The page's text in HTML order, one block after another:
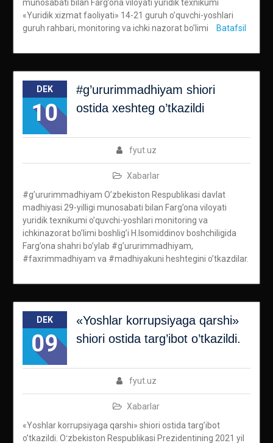
munosabati bilan Farg’ona viloyati yuridik texnikumi
«Yuridik xizmat faoliyati» 14-21 guruh o’quvchi-yoshlari
guruh rahbari, monitoring va ichki nazorat bo’limi
Batafsil
DEK
10
#g’ururimmadhiyam shiori
ostida xeshteg o’tkazildi
fyut.uz
Xabarlar
#g’ururimmadhiyam O’zbekiston Respublikasi davlat
madhiyasi 29-yilligi munosabati bilan Farg’ona viloyati
yuridik texnikumi o’quvchi-yoshlari monitoring va
ichkinazorat bo’limi boshlig’i H.Isomiddinov boshchiligida
Farg’ona shahri bo’ylab #g’ururimmadhiyam,
#faxrimmadhiyam va #madhiyakuni heshtegini o’tkazdilar.
DEK
09
«Yoshlar korrupsiyaga qarshi»
shiori ostida targ’ibot o’tkazildi.
fyut.uz
Xabarlar
«Yoshlar korrupsiyaga qarshi» shiori ostida targ’ibot
o’tkazildi. Oʻzbekiston Respublikasi Prezidentining 2021 yil